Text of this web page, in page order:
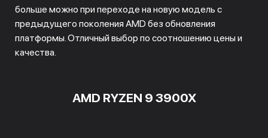
больше можно при переходе на новую модель с
предыдущего поколения AMD без обновления
платформы. Отличный выбор по соотношению цены и
качества.
AMD RYZEN 9 3900X